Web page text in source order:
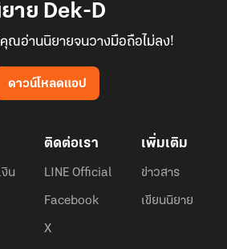
าย Dek-D
ณอ่านนิยายจนวางมือถือไม่ลง!
ดาวน์โหลดแอป
งิน
ติดต่อเรา
LINE Official
Facebook
X
เพิ่มเติม
ข่าวสาร
เขียนนิยาย